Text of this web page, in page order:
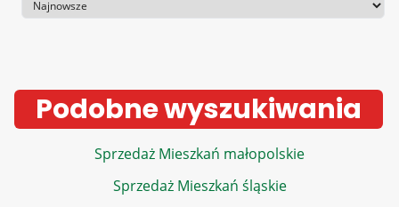
Sortowanie
Podobne wyszukiwania
Sprzedaż Mieszkań małopolskie
Sprzedaż Mieszkań śląskie